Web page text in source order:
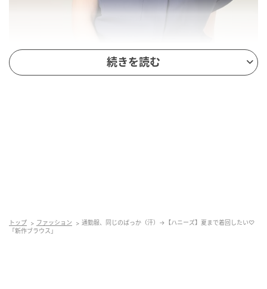
の腕をスマートにカバーしてくれる袖のデザインと、
続きを読む
トップ ファッション
通勤服、同じのばっか（汗）→【ハニーズ】夏まで着回したい♡
「新作ブラウス」